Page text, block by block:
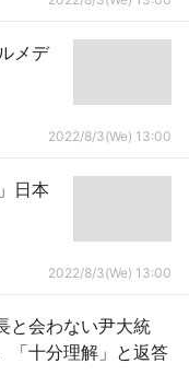
メデ
2022/8/3(We) 13:00
日本
2022/8/3(We) 13:00
と会わない尹大統
「十分理解」と返答